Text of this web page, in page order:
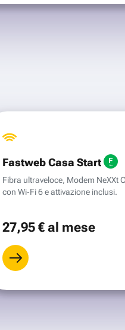
Fastweb Casa Start
Fibra ultraveloce, Modem NeXXt
con Wi‑Fi 6 e attivazione inclusi.
27,95 €al mese